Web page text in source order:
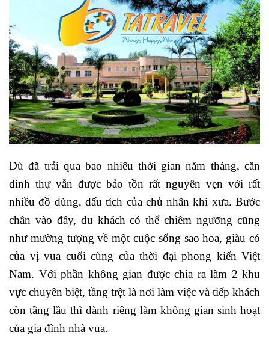
Dù đã trải qua bao nhiêu thời gian năm tháng, căn
dinh thự vẫn được bảo tồn rất nguyên vẹn với rất
nhiều đồ dùng, dấu tích của chủ nhân khi xưa. Bước
chân vào đây, du khách có thể chiêm ngưỡng cũng
như mường tượng về một cuộc sống sao hoa, giàu có
của vị vua cuối cùng của thời đại phong kiến Việt
Nam. Với phần không gian được chia ra làm 2 khu
vực chuyên biệt, tầng trệt là nơi làm việc và tiếp khách
còn tầng lầu thì dành riêng làm không gian sinh hoạt
của gia đình nhà vua.